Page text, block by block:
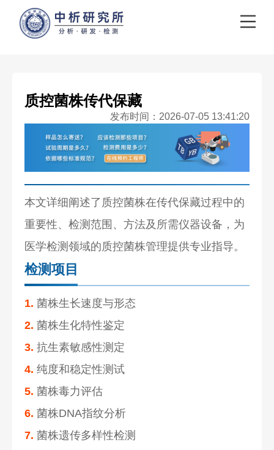
质控菌株传代保藏
发布时间：2026-07-05 13:41:20
本文详细阐述了质控菌株在传代保藏过程中的
重要性、检测范围、方法及所需仪器设备，为
医学检测领域的质控菌株管理提供专业指导。
检测项目
1. 菌株生长速度与形态
2. 菌株生化特性鉴定
3. 抗生素敏感性测定
4. 纯度和稳定性测试
5. 菌株毒力评估
6. 菌株DNA指纹分析
7. 菌株遗传多样性检测